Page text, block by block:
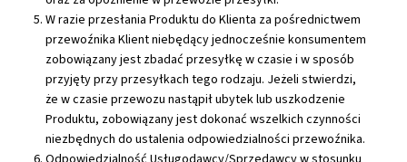
W razie przesłania Produktu do Klienta za pośrednictwem
przewoźnika Klient niebędący jednocześnie konsumentem
zobowiązany jest zbadać przesyłkę w czasie i w sposób
przyjęty przy przesyłkach tego rodzaju. Jeżeli stwierdzi,
że w czasie przewozu nastąpił ubytek lub uszkodzenie
Produktu, zobowiązany jest dokonać wszelkich czynności
niezbędnych do ustalenia odpowiedzialności przewoźnika.